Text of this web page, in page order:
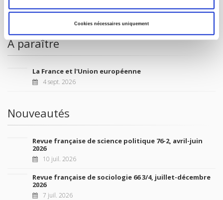
Cookies nécessaires uniquement
MON COMPTE
À paraître
La France et l'Union européenne
4 sept. 2026
Nouveautés
Revue française de science politique 76-2, avril-juin
2026
10 juil. 2026
Revue française de sociologie 66 3/4, juillet-décembre
2026
7 juil. 2026